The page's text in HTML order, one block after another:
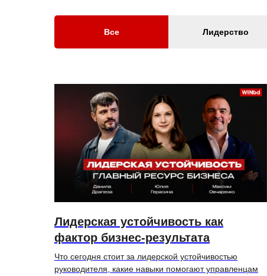
Все Лидерство
Лидерская устойчивость как
фактор бизнес-результата
Что сегодня стоит за лидерской устойчивостью
руководителя, какие навыки помогают управленцам